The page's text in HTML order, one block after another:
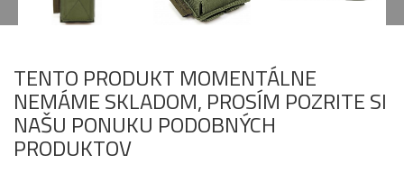
TENTO PRODUKT MOMENTÁLNE
NEMÁME SKLADOM, PROSÍM POZRITE SI
NAŠU PONUKU PODOBNÝCH
PRODUKTOV